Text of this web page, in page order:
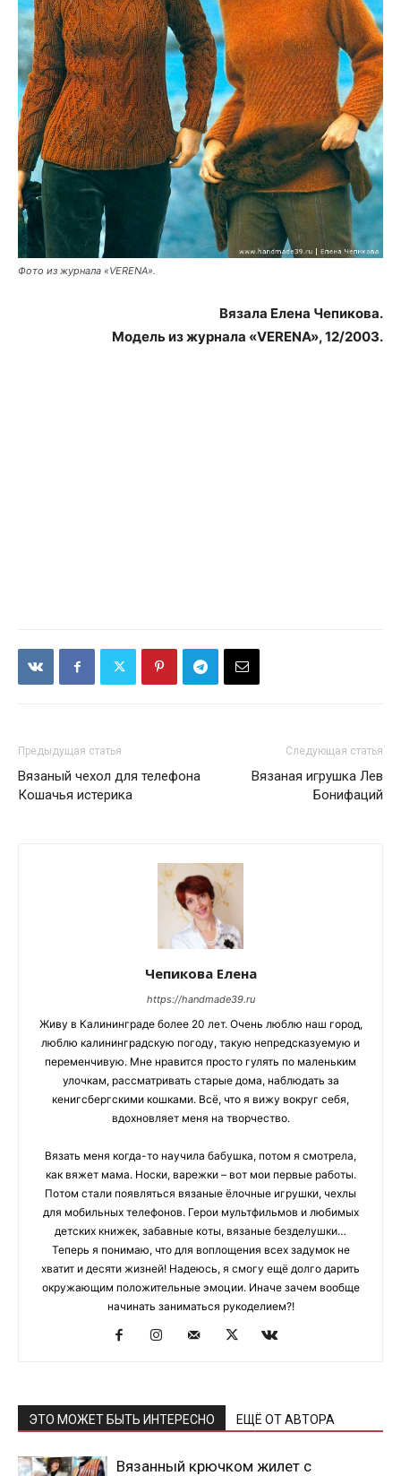
Фото из журнала «VERENA».
Вязала Елена Чепикова.
Модель из журнала «VERENA», 12/2003.
Предыдущая статья
Вязаный чехол для телефона
Кошачья истерика
Следующая статья
Вязаная игрушка Лев
Бонифаций
Чепикова Елена
https://handmade39.ru
Живу в Калининграде более 20 лет. Очень люблю наш город,
люблю калининградскую погоду, такую непредсказуемую и
переменчивую. Мне нравится просто гулять по маленьким
улочкам, рассматривать старые дома, наблюдать за
кенигсбергскими кошками. Всё, что я вижу вокруг себя,
вдохновляет меня на творчество.
Вязать меня когда-то научила бабушка, потом я смотрела,
как вяжет мама. Носки, варежки – вот мои первые работы.
Потом стали появляться вязаные ёлочные игрушки, чехлы
для мобильных телефонов. Герои мультфильмов и любимых
детских книжек, забавные коты, вязаные безделушки…
Теперь я понимаю, что для воплощения всех задумок не
хватит и десяти жизней! Надеюсь, я смогу ещё долго дарить
окружающим положительные эмоции. Иначе зачем вообще
начинать заниматься рукоделием?!
ЭТО МОЖЕТ БЫТЬ ИНТЕРЕСНО ЕЩЁ ОТ АВТОРА
Вязанный крючком жилет с